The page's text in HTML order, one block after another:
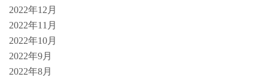
2022年12月
2022年11月
2022年10月
2022年9月
2022年8月